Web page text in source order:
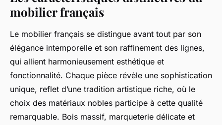
mobilier français
Le mobilier français se distingue avant tout par son
élégance intemporelle et son raffinement des lignes,
qui allient harmonieusement esthétique et
fonctionnalité. Chaque pièce révèle une sophistication
unique, reflet d’une tradition artistique riche, où le
choix des matériaux nobles participe à cette qualité
remarquable. Bois massif, marqueterie délicate et